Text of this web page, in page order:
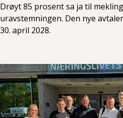
Drøyt 85 prosent sa ja til
uravstemningen. Den nye
30. april 2028.